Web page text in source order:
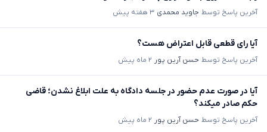
آخرین پاسخ توسط جاوید محمدی ۳ هفته پیش
آیا رای قطعی قابل اعتراض هست؟
آخرین پاسخ توسط حسن آرین پور ۲ ماه پیش
آیا در صورت عدم حضور در جلسه دادگاه به علت ابلاغ نشدن؛ قاضی
حکم صادر میکند؟
آخرین پاسخ توسط حسن آرین پور ۲ ماه پیش